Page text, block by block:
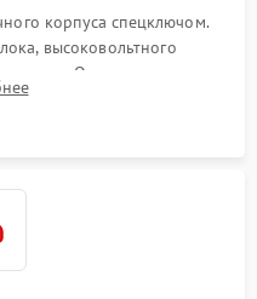
корпуса спецключом.
высоковольтного
Осмотр контактов
уплотнительных